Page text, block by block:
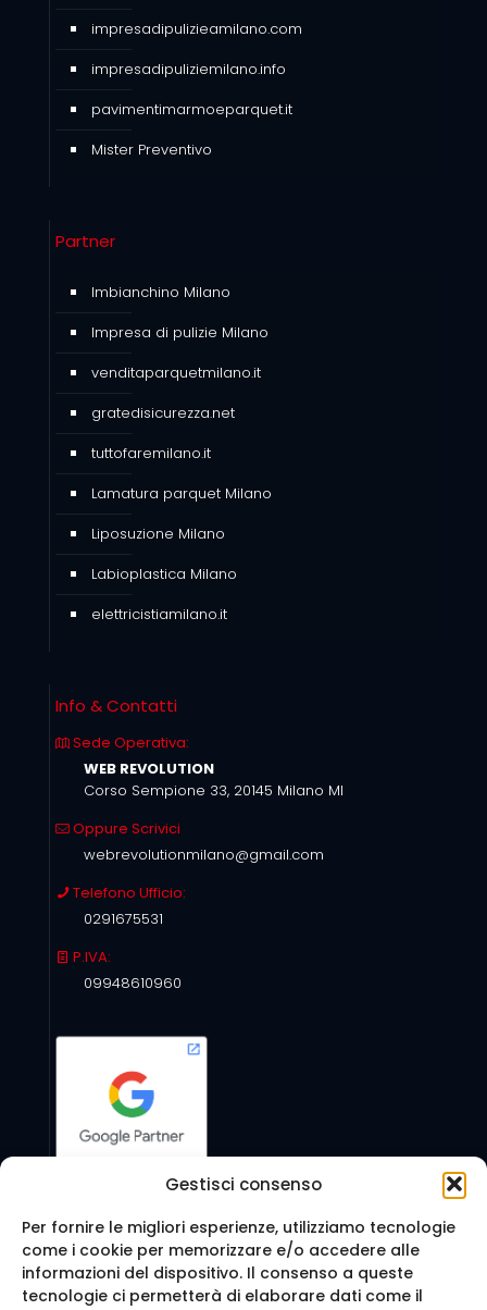
Gestisci consenso
Per fornire le migliori esperienze, utilizziamo tecnologie
come i cookie per memorizzare e/o accedere alle
informazioni del dispositivo. Il consenso a queste
tecnologie ci permetterà di elaborare dati come il
impresadipulizieamilano.com
impresadipuliziemilano.info
pavimentimarmoeparquet.it
Mister Preventivo
Partner
Imbianchino Milano
Impresa di pulizie Milano
venditaparquetmilano.it
gratedisicurezza.net
tuttofaremilano.it
Lamatura parquet Milano
Liposuzione Milano
Labioplastica Milano
elettricistiamilano.it
Info & Contatti
Sede Operativa:
WEB REVOLUTION
Corso Sempione 33, 20145 Milano MI
Oppure Scrivici
webrevolutionmilano@gmail.com
Telefono Ufficio:
0291675531
P.IVA:
09948610960
Seguici anche su: